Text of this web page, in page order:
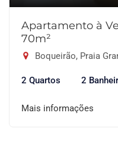
Apartamento à
70m²
Boqueirão, Praia
2 Quartos 2
Mais informações